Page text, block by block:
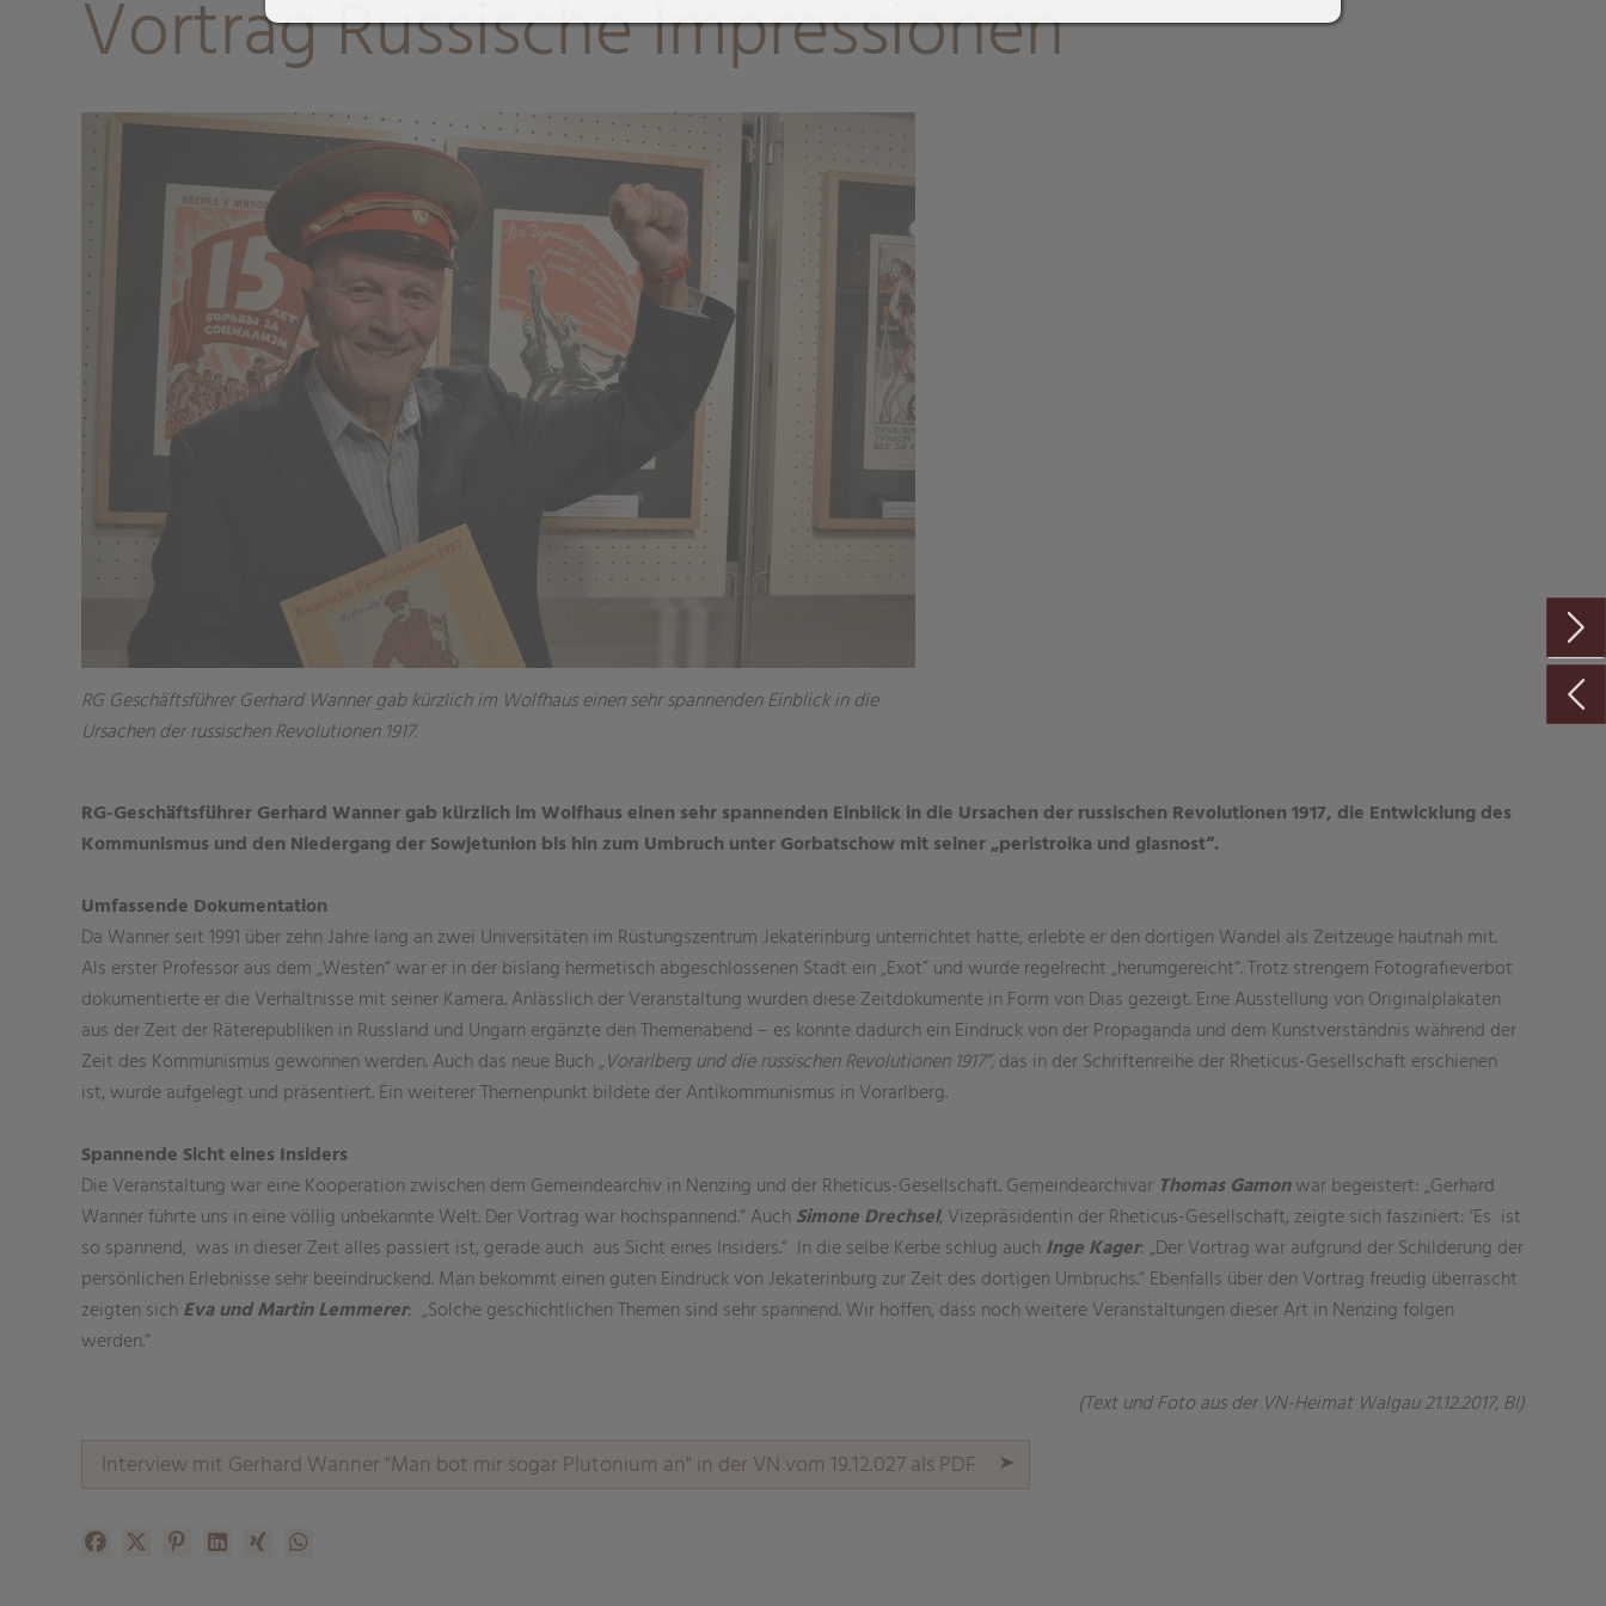
Vortrag Russische Impressionen
RG Geschäftsführer Gerhard Wanner gab kürzlich im Wolfhaus einen sehr spannenden Einblick in die
Ursachen der russischen Revolutionen 1917.
RG-Geschäftsführer Gerhard Wanner gab kürzlich im Wolfhaus einen sehr spannenden Einblick in die Ursachen der russischen Revolutionen 1917, die Entwicklung des
Kommunismus und den Niedergang der Sowjetunion bis hin zum Umbruch unter Gorbatschow mit seiner „peristroika und glasnost“.
Umfassende Dokumentation
Da Wanner seit 1991 über zehn Jahre lang an zwei Universitäten im Rüstungszentrum Jekaterinburg unterrichtet hatte, erlebte er den dortigen Wandel als Zeitzeuge hautnah mit.
Als erster Professor aus dem „Westen“ war er in der bislang hermetisch abgeschlossenen Stadt ein „Exot” und wurde regelrecht „herumgereicht“. Trotz strengem Fotografieverbot
dokumentierte er die Verhältnisse mit seiner Kamera. Anlässlich der Veranstaltung wurden diese Zeitdokumente in Form von Dias gezeigt. Eine Ausstellung von Originalplakaten
aus der Zeit der Räterepubliken in Russland und Ungarn ergänzte den Themenabend – es konnte dadurch ein Eindruck von der Propaganda und dem Kunstverständnis während der
Zeit des Kommunismus gewonnen werden. Auch das neue Buch„Vorarlberg und die russischen Revolutionen 1917”, das in der Schriftenreihe der Rheticus-Gesellschaft erschienen
ist, wurde aufgelegt und präsentiert. Ein weiterer Themenpunkt bildete der Antikommunismus in Vorarlberg.
Spannende Sicht eines Insiders
Die Veranstaltung war eine Kooperation zwischen dem Gemeindearchiv in Nenzing und der Rheticus-Gesellschaft. Gemeindearchivar Thomas Gamonwar begeistert: „Gerhard
Wanner führte uns in eine völlig unbekannte Welt. Der Vortrag war hochspannend.“ Auch Simone Drechsel, Vizepräsidentin der Rheticus-Gesellschaft, zeigte sich fasziniert: ‘Es ist
so spannend, was in dieser Zeit alles passiert ist, gerade auch aus Sicht eines Insiders.“ In die selbe Kerbe schlug auch Inge Kager: „Der Vortrag war aufgrund der Schilderung der
persönlichen Erlebnisse sehr beeindruckend. Man bekommt einen guten Eindruck von Jekaterinburg zur Zeit des dortigen Umbruchs.“ Ebenfalls über den Vortrag freudig überrascht
zeigten sich Eva und Martin Lemmerer: „Solche geschichtlichen Themen sind sehr spannend. Wir hoffen, dass noch weitere Veranstaltungen dieser Art in Nenzing folgen
werden.“
(Text und Foto aus der VN-Heimat Walgau 21.12.2017, BI)
Interview mit Gerhard Wanner "Man bot mir sogar Plutonium an" in der VN vom 19.12.027 als PDF
FacebookX (#[creator\plugin\share\core\structs\SocialSharingServiceSettings]:formaly_twitter#)
PinterestLinkedInXingWhatsApp (#[creator\plugin\share\core\structs\SocialSharingServiceSettings]:only_chrome#)